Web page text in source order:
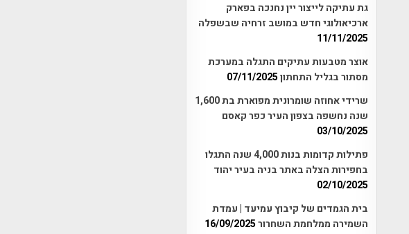
גת עתיקה לייצור יין נחנכה בפארק
ארכיאולוגי חדש במושב זרחיה שבשפלה
11/11/2025
אוצר מטבעות עתיקים התגלה במערכת
מסתור בגליל התחתון07/11/2025
שרידי אחוזה שומרונית מפוארת בת 1,600
שנה נחשפה בצפון העיר כפר קאסם
03/10/2025
פתילות קדומות בנות 4,000 שנה התגלו
בחפירות הצלה באתר בניה בעיר יהוד
02/10/2025
בית הגמדים של קיבוץ עמיעד | עמדת
השמירה ממלחמת השחרור16/09/2025